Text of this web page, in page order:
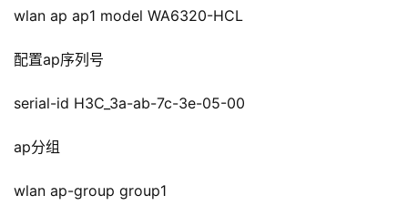
wlan ap ap1 model WA6320-HCL
配置ap序列号
serial-id H3C_3a-ab-7c-3e-05-00
ap分组
wlan ap-group group1